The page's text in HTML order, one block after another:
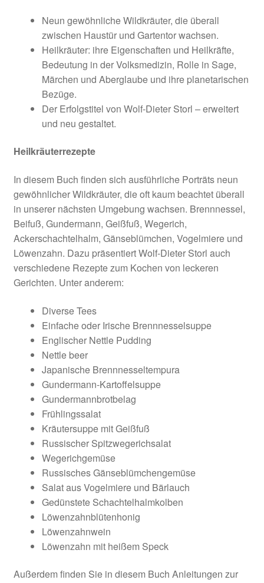
Neun gewöhnliche Wildkräuter, die überall
zwischen Haustür und Gartentor wachsen.
Heilkräuter: ihre Eigenschaften und Heilkräfte,
Bedeutung in der Volksmedizin, Rolle in Sage,
Märchen und Aberglaube und ihre planetarischen
Bezüge.
Der Erfolgstitel von Wolf-Dieter Storl – erweitert
und neu gestaltet.
Heilkräuterrezepte
In diesem Buch finden sich ausführliche Porträts neun
gewöhnlicher Wildkräuter, die oft kaum beachtet überall
in unserer nächsten Umgebung wachsen. Brennnessel,
Beifuß, Gundermann, Geißfuß, Wegerich,
Ackerschachtelhalm, Gänseblümchen, Vogelmiere und
Löwenzahn. Dazu präsentiert Wolf-Dieter Storl auch
verschiedene Rezepte zum Kochen von leckeren
Gerichten. Unter anderem:
Diverse Tees
Einfache oder Irische Brennnesselsuppe
Englischer Nettle Pudding
Nettle beer
Japanische Brennnesseltempura
Gundermann-Kartoffelsuppe
Gundermannbrotbelag
Frühlingssalat
Kräutersuppe mit Geißfuß
Russischer Spitzwegerichsalat
Wegerichgemüse
Russisches Gänseblümchengemüse
Salat aus Vogelmiere und Bärlauch
Gedünstete Schachtelhalmkolben
Löwenzahnblütenhonig
Löwenzahnwein
Löwenzahn mit heißem Speck
Außerdem finden Sie in diesem Buch Anleitungen zur